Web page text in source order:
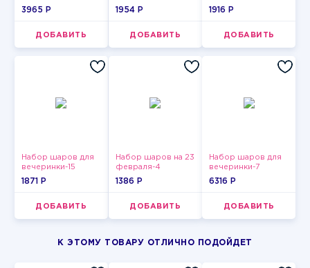
3965 P
ДОБАВИТЬ
1954 P
ДОБАВИТЬ
1916 P
ДОБАВИТЬ
Набор шаров для
вечеринки-15
1871 P
ДОБАВИТЬ
Набор шаров на 23
февраля-4
1386 P
ДОБАВИТЬ
Набор шаров для
вечеринки-7
6316 P
ДОБАВИТЬ
К ЭТОМУ ТОВАРУ ОТЛИЧНО ПОДОЙДЕТ